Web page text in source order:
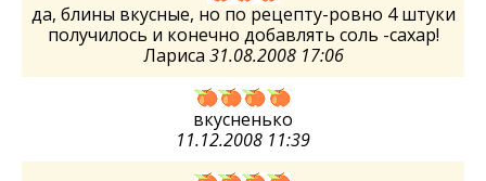
да, блины вкусные, но по рецепту-ровно 4 штуки
получилось и конечно добавлять соль -сахар!
Лариса 31.08.2008 17:06
вкусненько
11.12.2008 11:39